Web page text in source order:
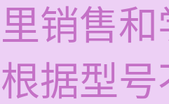
销售
据型